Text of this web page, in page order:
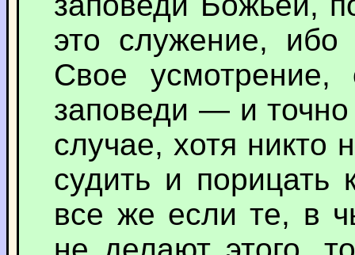
это служение,
Свое
заповеди — и
случае, хотя никто
судить и порицать
все же если те, в